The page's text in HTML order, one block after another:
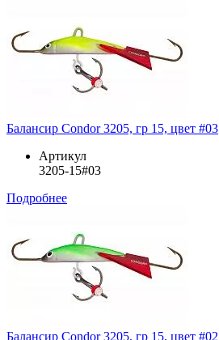
Балансир Condor 3205, гр 15, цвет #03
Артикул
3205-15#03
Подробнее
Балансир Condor 3205, гр 15, цвет #02